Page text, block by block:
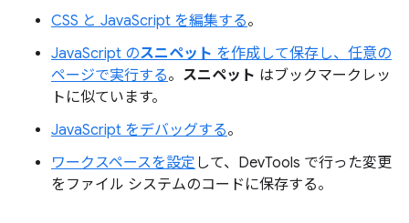
CSS と JavaScript を編集する。
JavaScript のスニペット を作成して保存し、任意の
ページで実行する。 スニペット はブックマークレッ
トに似ています。
JavaScript をデバッグする。
ワークスペースを設定 して、DevTools で行った変更
をファイル システムのコードに保存する。